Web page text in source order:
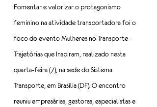
Fomentar e valorizar o protagonismo
feminino na atividade transportadora foi o
foco do evento Mulheres no Transporte –
Trajetórias que Inspiram, realizado nesta
quarta-feira (7), na sede do Sistema
Transporte, em Brasília (DF). O encontro
reuniu empresárias, gestoras, especialistas e